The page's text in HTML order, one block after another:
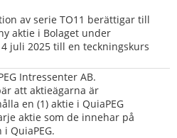
av serie TO11 berättigar till
aktie i Bolaget under
juli 2025 till en teckningskurs
Intressenter AB.
att aktieägarna är
en (1) aktie i QuiaPEG
aktie som de innehar på
QuiaPEG.